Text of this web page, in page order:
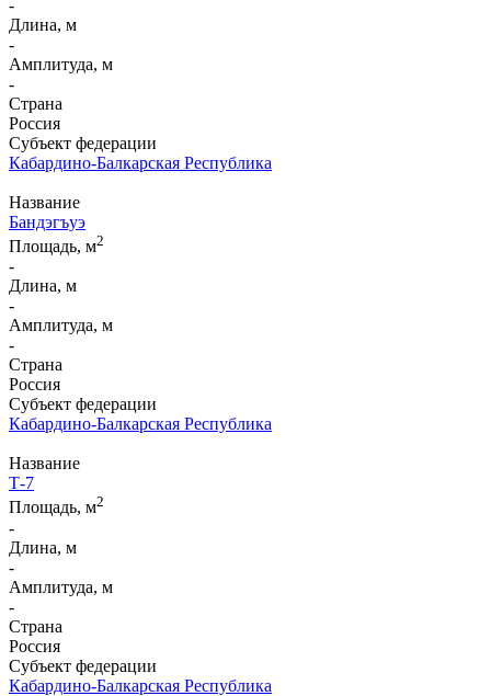
-
Длина, м
-
Амплитуда, м
-
Страна
Россия
Субъект федерации
Кабардино-Балкарская Республика
Название
Бандэгъуэ
Площадь, м2
-
Длина, м
-
Амплитуда, м
-
Страна
Россия
Субъект федерации
Кабардино-Балкарская Республика
Название
Т-7
Площадь, м2
-
Длина, м
-
Амплитуда, м
-
Страна
Россия
Субъект федерации
Кабардино-Балкарская Республика